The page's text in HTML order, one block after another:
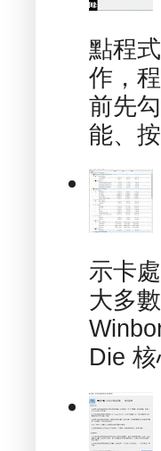
點程
作，
前先
能、
示卡
大多
Die